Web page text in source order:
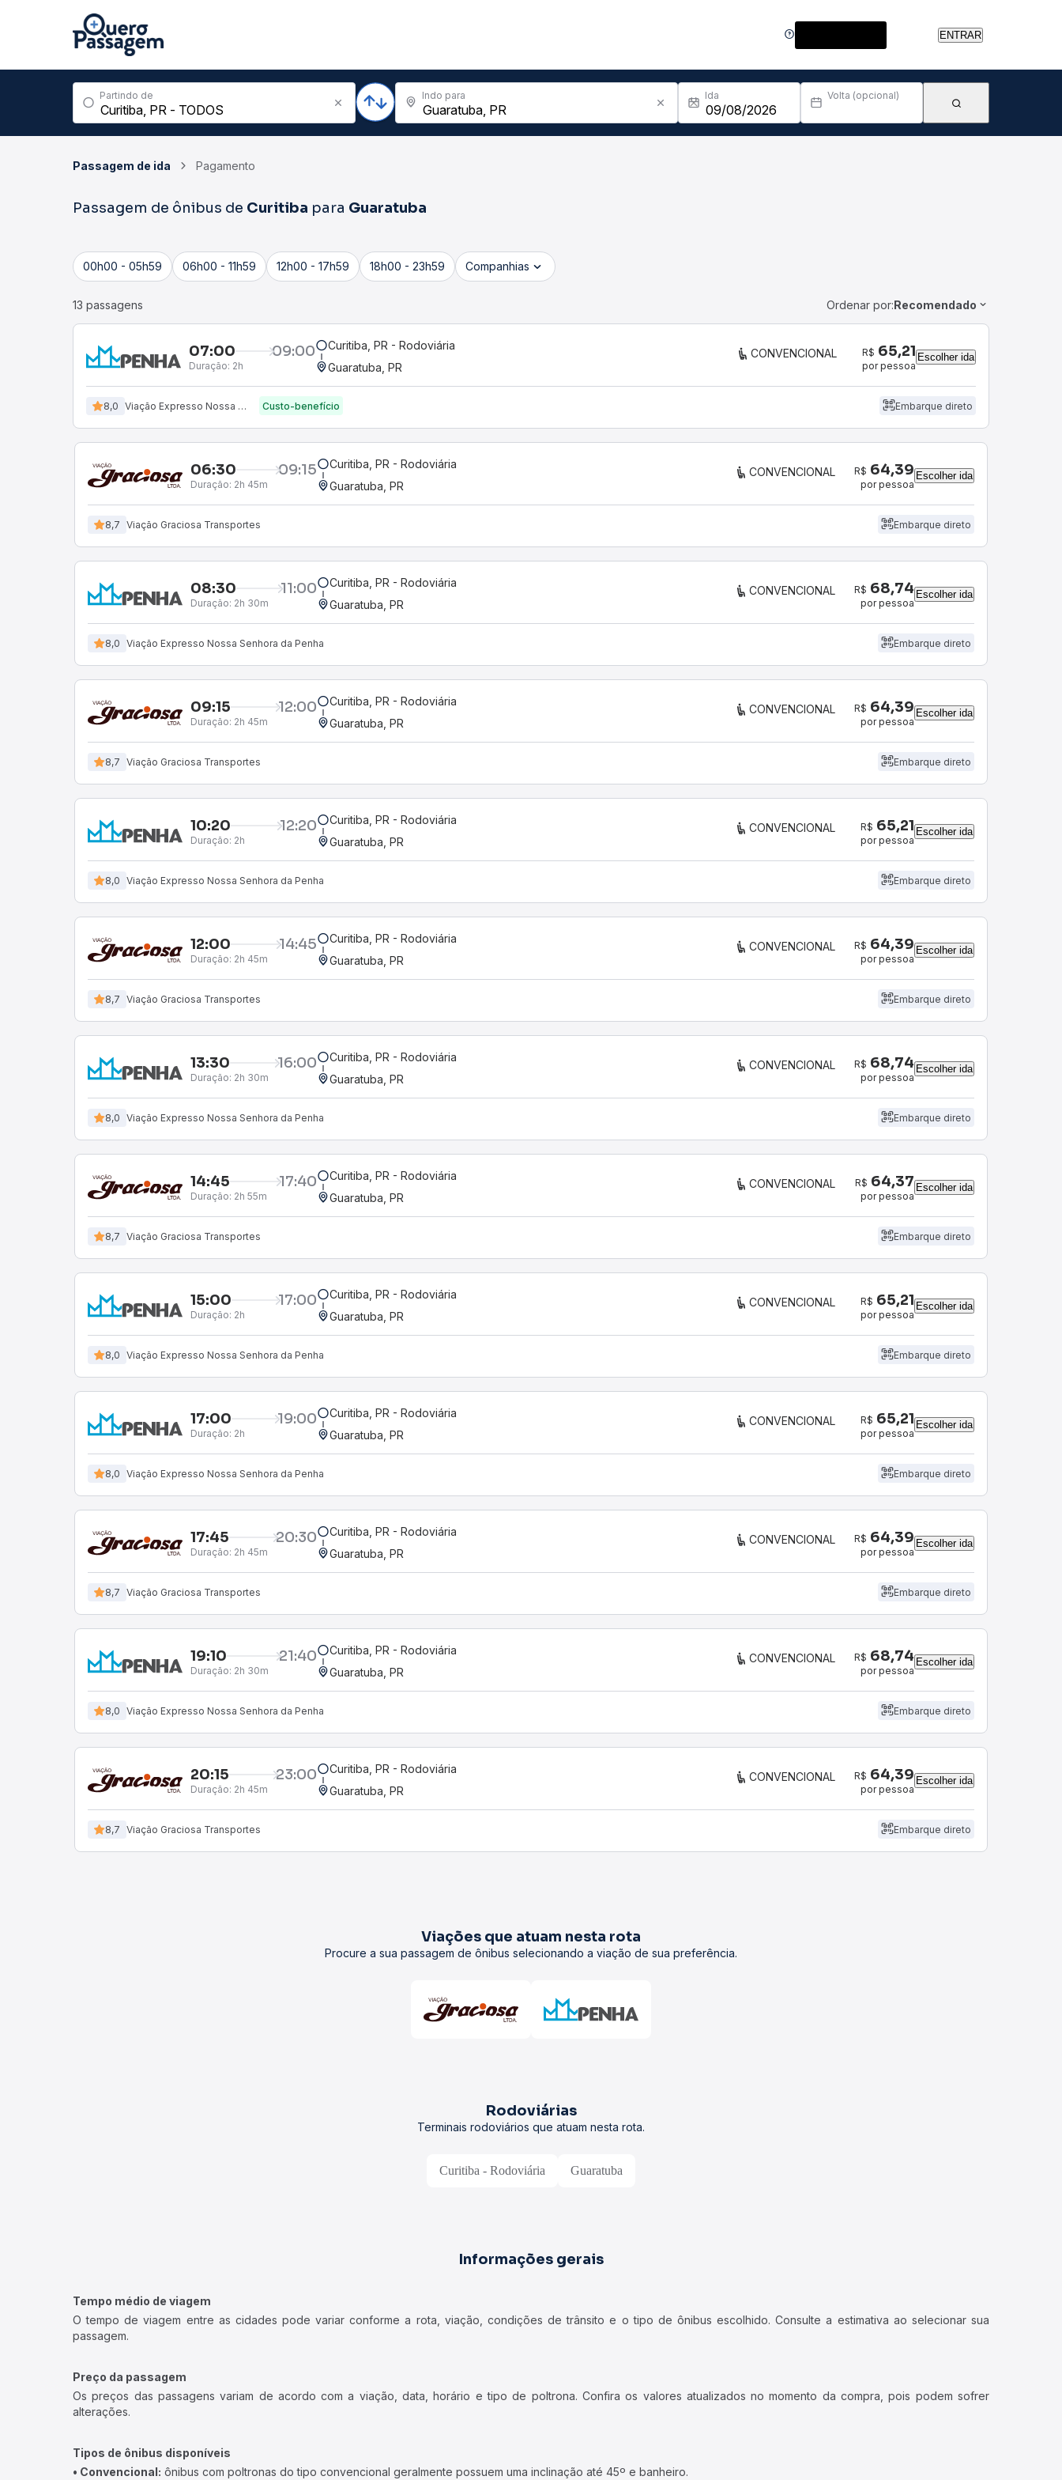
ENTRAR
Partindo de Indo para Ida Volta (opcional)
Passagem de ida Pagamento
Passagem de ônibus de Curitiba para Guaratuba
00h00 - 05h59 06h00 - 11h59 12h00 - 17h59 18h00 - 23h59 Companhias
13 passagens Ordenar por:Recomendado
07:00 09:00
Duração: 2h
Curitiba, PR - Rodoviária
Guaratuba, PR
CONVENCIONAL R$ 65,21
por pessoa
Escolher ida
8,0 Viação Expresso Nossa Senhora da Penha Custo-benefício Embarque direto
06:30 09:15
Duração: 2h 45m
Curitiba, PR - Rodoviária
Guaratuba, PR
CONVENCIONAL R$ 64,39
por pessoa
Escolher ida
8,7 Viação Graciosa Transportes Embarque direto
08:30 11:00
Duração: 2h 30m
Curitiba, PR - Rodoviária
Guaratuba, PR
CONVENCIONAL R$ 68,74
por pessoa
Escolher ida
8,0 Viação Expresso Nossa Senhora da Penha Embarque direto
09:15 12:00
Duração: 2h 45m
Curitiba, PR - Rodoviária
Guaratuba, PR
CONVENCIONAL R$ 64,39
por pessoa
Escolher ida
8,7 Viação Graciosa Transportes Embarque direto
10:20 12:20
Duração: 2h
Curitiba, PR - Rodoviária
Guaratuba, PR
CONVENCIONAL R$ 65,21
por pessoa
Escolher ida
8,0 Viação Expresso Nossa Senhora da Penha Embarque direto
12:00 14:45
Duração: 2h 45m
Curitiba, PR - Rodoviária
Guaratuba, PR
CONVENCIONAL R$ 64,39
por pessoa
Escolher ida
8,7 Viação Graciosa Transportes Embarque direto
13:30 16:00
Duração: 2h 30m
Curitiba, PR - Rodoviária
Guaratuba, PR
CONVENCIONAL R$ 68,74
por pessoa
Escolher ida
8,0 Viação Expresso Nossa Senhora da Penha Embarque direto
14:45 17:40
Duração: 2h 55m
Curitiba, PR - Rodoviária
Guaratuba, PR
CONVENCIONAL R$ 64,37
por pessoa
Escolher ida
8,7 Viação Graciosa Transportes Embarque direto
15:00 17:00
Duração: 2h
Curitiba, PR - Rodoviária
Guaratuba, PR
CONVENCIONAL R$ 65,21
por pessoa
Escolher ida
8,0 Viação Expresso Nossa Senhora da Penha Embarque direto
17:00 19:00
Duração: 2h
Curitiba, PR - Rodoviária
Guaratuba, PR
CONVENCIONAL R$ 65,21
por pessoa
Escolher ida
8,0 Viação Expresso Nossa Senhora da Penha Embarque direto
17:45 20:30
Duração: 2h 45m
Curitiba, PR - Rodoviária
Guaratuba, PR
CONVENCIONAL R$ 64,39
por pessoa
Escolher ida
8,7 Viação Graciosa Transportes Embarque direto
19:10 21:40
Duração: 2h 30m
Curitiba, PR - Rodoviária
Guaratuba, PR
CONVENCIONAL R$ 68,74
por pessoa
Escolher ida
8,0 Viação Expresso Nossa Senhora da Penha Embarque direto
20:15 23:00
Duração: 2h 45m
Curitiba, PR - Rodoviária
Guaratuba, PR
CONVENCIONAL R$ 64,39
por pessoa
Escolher ida
8,7 Viação Graciosa Transportes Embarque direto
Viações que atuam nesta rota
Procure a sua passagem de ônibus selecionando a viação de sua preferência.
Rodoviárias
Terminais rodoviários que atuam nesta rota.
Curitiba - Rodoviária Guaratuba
Informações gerais
Tempo médio de viagem
O tempo de viagem entre as cidades pode variar conforme a rota, viação, condições de trânsito e o tipo de ônibus escolhido. Consulte a estimativa ao selecionar sua
passagem.
Preço da passagem
Os preços das passagens variam de acordo com a viação, data, horário e tipo de poltrona. Confira os valores atualizados no momento da compra, pois podem sofrer
alterações.
Tipos de ônibus disponíveis
• Convencional: ônibus com poltronas do tipo convencional geralmente possuem uma inclinação até 45º e banheiro.